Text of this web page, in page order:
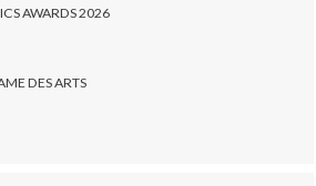
AWARDS 2026
DES ARTS